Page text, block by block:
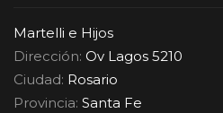
Martelli e Hijos
Dirección: Ov Lagos 5210
Ciudad: Rosario
Provincia: Santa Fe